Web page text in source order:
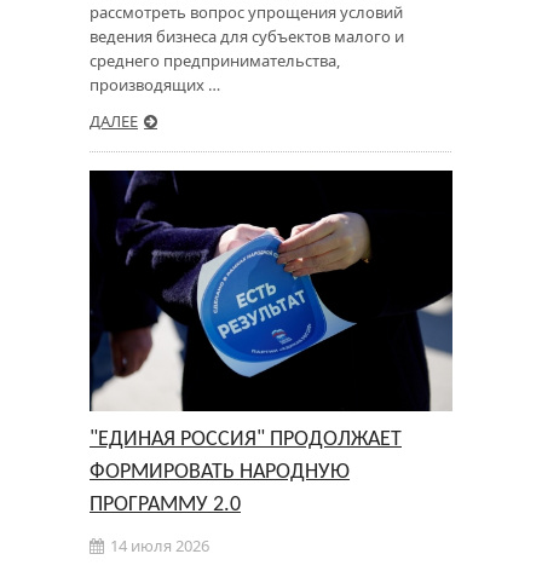
рассмотреть вопрос упрощения условий
ведения бизнеса для субъектов малого и
среднего предпринимательства,
производящих …
ДАЛЕЕ
"ЕДИНАЯ РОССИЯ" ПРОДОЛЖАЕТ
ФОРМИРОВАТЬ НАРОДНУЮ
ПРОГРАММУ 2.0
14 июля 2026